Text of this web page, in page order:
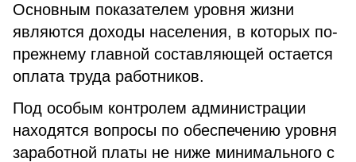
Основным показателем уровня жизни
являются доходы населения, в которых по-
прежнему главной составляющей остается
оплата труда работников.
Под особым контролем администрации
находятся вопросы по обеспечению уровня
заработной платы не ниже минимального с